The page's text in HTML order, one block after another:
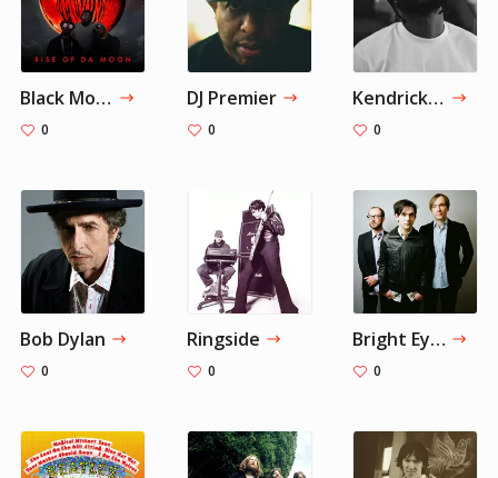
Black Moon
0
DJ Premier
0
Kendrick Lamar
0
Bob Dylan
0
Ringside
0
Bright Eyes
0